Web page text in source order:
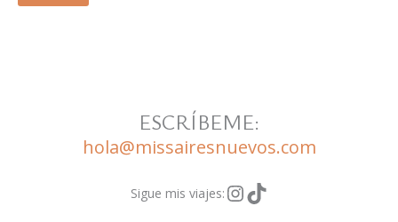
ESCRÍBEME:
hola@missairesnuevos.com
Sigue mis viajes: Instagram
TikTok